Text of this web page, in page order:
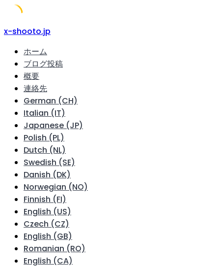
Skip
content
x-shooto.jp
ホーム
ブログ投稿
概要
連絡先
German (CH)
Italian (IT)
Japanese (JP)
Polish (PL)
Dutch (NL)
Swedish (SE)
Danish (DK)
Norwegian (NO)
Finnish (FI)
English (US)
Czech (CZ)
English (GB)
Romanian (RO)
English (CA)